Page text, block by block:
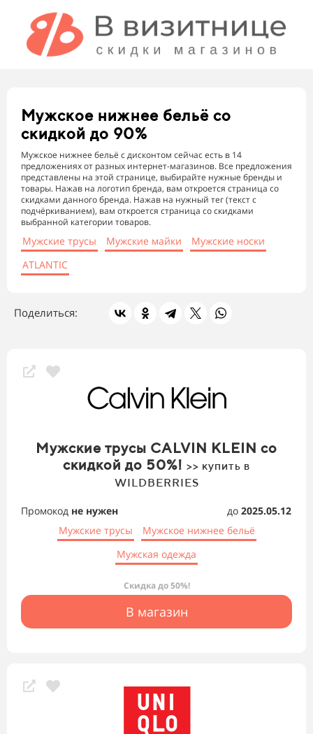
Мужское нижнее бельё со
скидкой до 90%
Мужское нижнее бельё с дисконтом сейчас есть в 14
предложениях от разных интернет-магазинов. Все предложения
представлены на этой странице, выбирайте нужные бренды и
товары. Нажав на логотип бренда, вам откроется страница со
скидками данного бренда. Нажав на нужный тег (текст с
подчёркиванием), вам откроется страница со скидками
выбранной категории товаров.
Мужские трусы Мужские майки
Мужские носки
ATLANTIC
Поделиться:
Мужские трусы CALVIN KLEIN со
скидкой до 50%! >> купить в
WILDBERRIES
Промокод не нужен до 2025.05.12
Мужские трусы
Мужское нижнее бельё
Мужская одежда
Скидка до 50%!
В магазин